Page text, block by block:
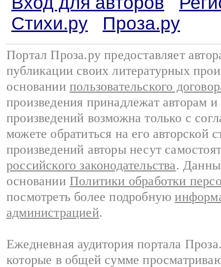
Стихи.ру
Проза.ру
Портал Проза.ру предоставляет
публикации своих литературных
основании пользовательского
произведения принадлежат авторам
произведений возможна только с
можете обратиться на его авторской
произведений авторы несут
российского законодательства.
основании Политики обработки
посмотреть более подробную
администрацией.
Ежедневная аудитория портала
которые в общей сумме